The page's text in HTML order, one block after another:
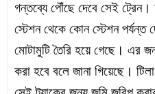
গন্তব্যে পৌঁছে দেবে সেই
স্টেশন থেকে কোন স্টেশন পর্যন্ত
মোটামুটি তৈরি হয়ে গেছে। এর
করা হবে বলে জানা গিয়েছে।